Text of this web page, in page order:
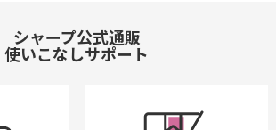
シャープ公式通販
使いこなしサポート